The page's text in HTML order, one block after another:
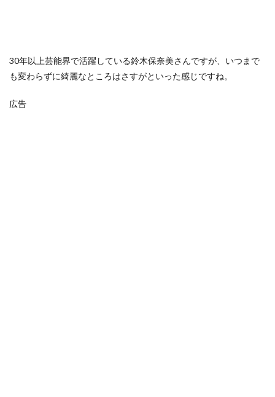
30年以上芸能界で活躍している鈴木保奈美さんですが、いつまで
も変わらずに綺麗なところはさすがといった感じですね。
広告